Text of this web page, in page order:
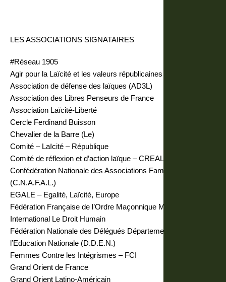
LES ASSOCIATIONS SIGNATAIRES
#Réseau 1905
Agir pour la Laïcité et les valeurs républicaines
Association de défense des laïques (AD3L)
Association des Libres Penseurs de France
Association Laïcité-Liberté
Cercle Ferdinand Buisson
Chevalier de la Barre (Le)
Comité – Laïcité – République
Comité de réflexion et d’action laïque – CREAL76
Confédération Nationale des Associations Familiales Laïques
(C.N.A.F.A.L.)
EGALE – Egalité, Laïcité, Europe
Fédération Française de l’Ordre Maçonnique Mixte
International Le Droit Humain
Fédération Nationale des Délégués Départementaux de
l’Education Nationale (D.D.E.N.)
Femmes Contre les Intégrismes – FCI
Grand Orient de France
Grand Orient Latino-Américain